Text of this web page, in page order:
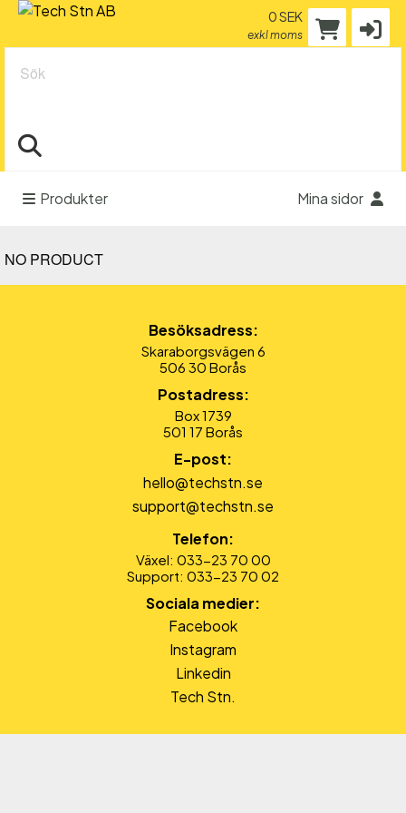
0 SEK
exkl moms
Sök
Produkter Mina sidor
NO PRODUCT
Besöksadress:
Skaraborgsvägen 6
506 30 Borås
Postadress:
Box 1739
501 17 Borås
E-post:
hello@techstn.se
support@techstn.se
Telefon:
Växel: 033-23 70 00
Support: 033-23 70 02
Sociala medier:
Facebook
Instagram
Linkedin
Tech Stn.